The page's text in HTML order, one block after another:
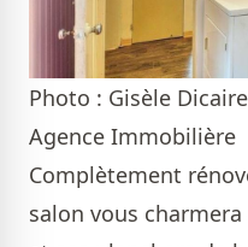
Photo : Gisèle
Agence Immobilière
Complètement
salon vous